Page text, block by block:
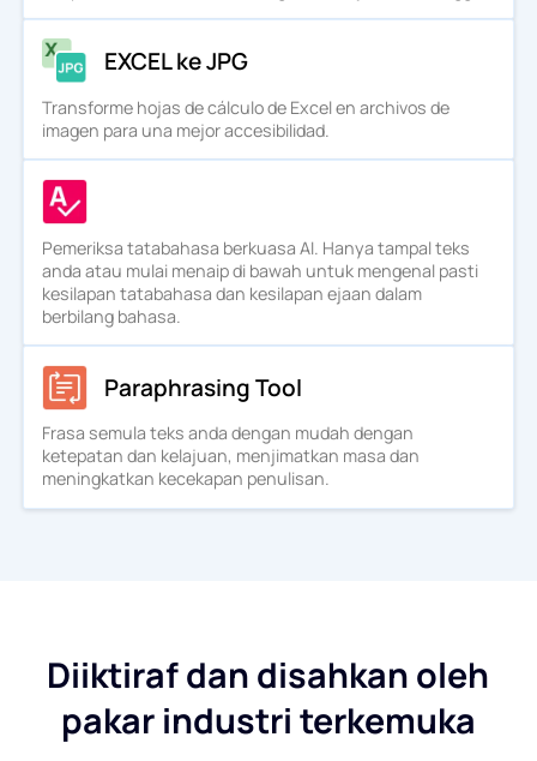
EXCEL ke JPG
Transforme hojas de cálculo de Excel en archivos de
imagen para una mejor accesibilidad.
Pemeriksa tatabahasa berkuasa AI. Hanya tampal teks
anda atau mulai menaip di bawah untuk mengenal pasti
kesilapan tatabahasa dan kesilapan ejaan dalam
berbilang bahasa.
Paraphrasing Tool
Frasa semula teks anda dengan mudah dengan
ketepatan dan kelajuan, menjimatkan masa dan
meningkatkan kecekapan penulisan.
Diiktiraf dan disahkan oleh
pakar industri terkemuka